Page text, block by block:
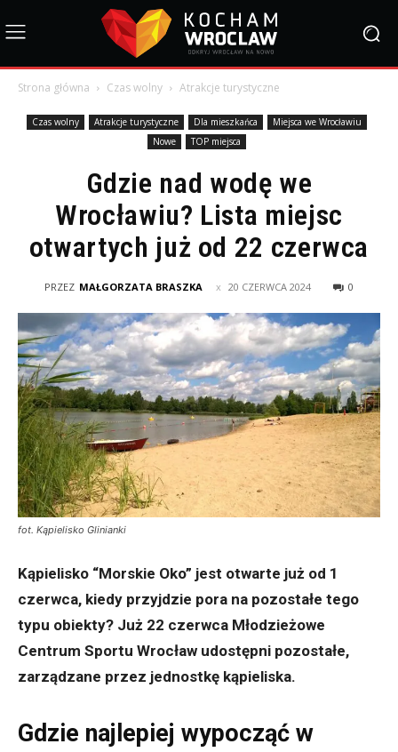
Strona główna Czas wolny Atrakcje turystyczne
Czas wolny Atrakcje turystyczne Dla mieszkańca
Miejsca we Wrocławiu
Nowe
TOP miejsca
Gdzie nad wodę we
Wrocławiu? Lista miejsc
otwartych już od 22 czerwca
PRZEZ MAŁGORZATA BRASZKA 20 CZERWCA 2024 0
fot. Kąpielisko Glinianki
Kąpielisko “Morskie Oko” jest otwarte już od 1
czerwca, kiedy przyjdzie pora na pozostałe tego
typu obiekty? Już 22 czerwca Młodzieżowe
Centrum Sportu Wrocław udostępni pozostałe,
zarządzane przez jednostkę kąpieliska.
Gdzie najlepiej wypocząć w